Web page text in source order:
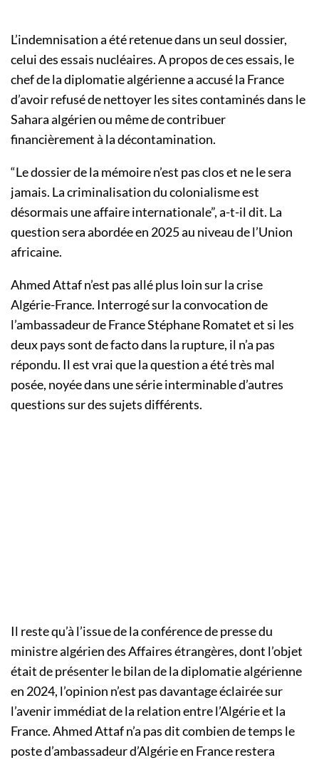
L’indemnisation a été retenue dans un seul dossier,
celui des essais nucléaires. A propos de ces essais, le
chef de la diplomatie algérienne a accusé la France
d’avoir refusé de nettoyer les sites contaminés dans le
Sahara algérien ou même de contribuer
financièrement à la décontamination.
“Le dossier de la mémoire n’est pas clos et ne le sera
jamais. La criminalisation du colonialisme est
désormais une affaire internationale”, a-t-il dit. La
question sera abordée en 2025 au niveau de l’Union
africaine.
Ahmed Attaf n’est pas allé plus loin sur la crise
Algérie-France. Interrogé sur la convocation de
l’ambassadeur de France Stéphane Romatet et si les
deux pays sont de facto dans la rupture, il n’a pas
répondu. Il est vrai que la question a été très mal
posée, noyée dans une série interminable d’autres
questions sur des sujets différents.
Il reste qu’à l’issue de la conférence de presse du
ministre algérien des Affaires étrangères, dont l’objet
était de présenter le bilan de la diplomatie algérienne
en 2024, l’opinion n’est pas davantage éclairée sur
l’avenir immédiat de la relation entre l’Algérie et la
France. Ahmed Attaf n’a pas dit combien de temps le
poste d’ambassadeur d’Algérie en France restera